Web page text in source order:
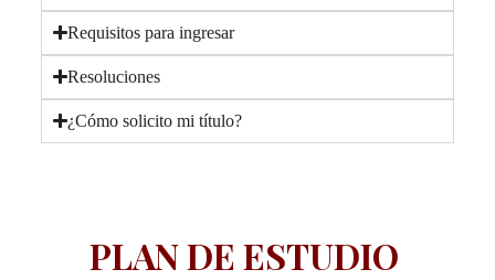
Requisitos para ingresar
Resoluciones
¿Cómo solicito mi título?
PLAN DE ESTUDIO ​